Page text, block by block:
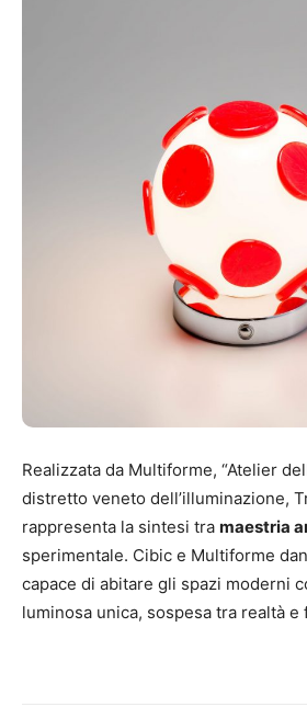
Realizzata da Multiforme, “Atelier
distretto veneto dell’illuminazione,
rappresenta la sintesi tra maestria
sperimentale. Cibic e Multiforme
capace di abitare gli spazi moderni
luminosa unica, sospesa tra realtà e